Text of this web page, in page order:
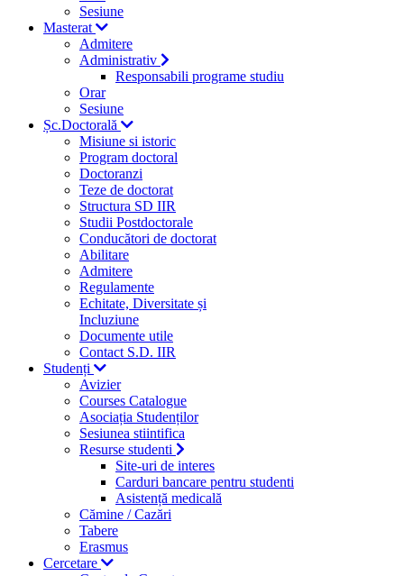
Sesiune
Masterat
Admitere
Administrativ
Responsabili programe studiu
Orar
Sesiune
Șc.Doctorală
Misiune si istoric
Program doctoral
Doctoranzi
Teze de doctorat
Structura SD IIR
Studii Postdoctorale
Conducători de doctorat
Abilitare
Admitere
Regulamente
Echitate, Diversitate și
Incluziune
Documente utile
Contact S.D. IIR
Studenți
Avizier
Courses Catalogue
Asociația Studenților
Sesiunea stiintifica
Resurse studenti
Site-uri de interes
Carduri bancare pentru studenti
Asistență medicală
Cămine / Cazări
Tabere
Erasmus
Cercetare